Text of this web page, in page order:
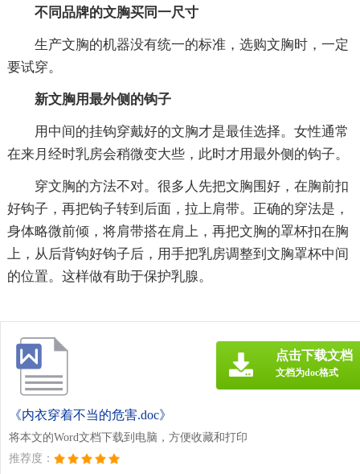
不同品牌的文胸买同一尺寸
生产文胸的机器没有统一的标准，选购文胸时，一定
要试穿。
新文胸用最外侧的钩子
用中间的挂钩穿戴好的文胸才是最佳选择。女性通常
在来月经时乳房会稍微变大些，此时才用最外侧的钩子。
穿文胸的方法不对。很多人先把文胸围好，在胸前扣
好钩子，再把钩子转到后面，拉上肩带。正确的穿法是，
身体略微前倾，将肩带搭在肩上，再把文胸的罩杯扣在胸
上，从后背钩好钩子后，用手把乳房调整到文胸罩杯中间
的位置。这样做有助于保护乳腺。
《内衣穿着不当的危害.doc》
将本文的Word文档下载到电脑，方便收藏和打印
推荐度：
点击下载文档
文档为doc格式